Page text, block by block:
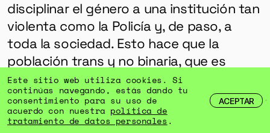
disciplinar el género a una institución tan
violenta como la Policía y, de paso, a
toda la sociedad. Esto hace que la
población trans y no binaria, que es
profesional en anticipar la violencia día a
día, tenga ahora que dar esa violencia
por sentada”.
Este sitio web utiliza cookies. Si
continúas navegando, estás dando tu
consentimiento para su uso de
acuerdo con nuestra política de
tratamiento de datos personales .
ACEPTAR